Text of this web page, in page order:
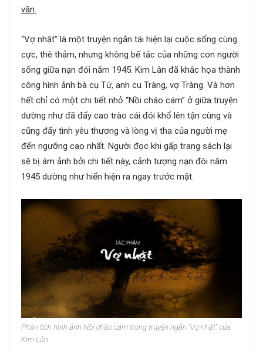
văn.
“Vợ nhặt” là một truyện ngắn tái hiện lại cuộc sống cùng
cực, thê thảm, nhưng không bế tắc của những con người
sống giữa nạn đói năm 1945. Kim Lân đã khắc họa thành
công hình ảnh bà cụ Tứ, anh cu Tràng, vợ Tràng. Và hơn
hết chỉ có một chi tiết nhỏ “Nồi cháo cám” ở giữa truyện
dường như đã đẩy cao trào cái đói khổ lên tận cùng và
cũng đẩy tình yêu thương và lòng vị tha của người mẹ
đến ngưỡng cao nhất. Người đọc khi gấp trang sách lại
sẽ bị ám ảnh bởi chi tiết này, cảnh tượng nạn đói năm
1945 dường như hiển hiện ra ngay trước mặt.
Phân tích hình ảnh Nồi cháo cám trong truyện ngắn “Vợ nhặt” của
Kim Lân